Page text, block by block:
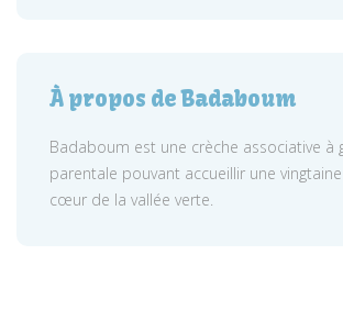
À propos de Badaboum
Badaboum est une crèche associative à
parentale pouvant accueillir une
cœur de la vallée verte.